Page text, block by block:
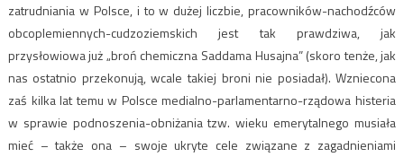
zatrudniania w Polsce, i to w dużej liczbie, pracowników-nachodźców
obcoplemiennych-cudzoziemskich jest tak prawdziwa, jak
przysłowiowa już „broń chemiczna Saddama Husajna” (skoro tenże, jak
nas ostatnio przekonują, wcale takiej broni nie posiadał). Wzniecona
zaś kilka lat temu w Polsce medialno-parlamentarno-rządowa histeria
w sprawie podnoszenia-obniżania tzw. wieku emerytalnego musiała
mieć – także ona – swoje ukryte cele związane z zagadnieniami